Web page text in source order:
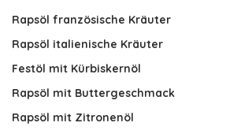
Rapsöl französische Kräuter
Rapsöl italienische Kräuter
Festöl mit Kürbiskernöl
Rapsöl mit Buttergeschmack
Rapsöl mit Zitronenöl